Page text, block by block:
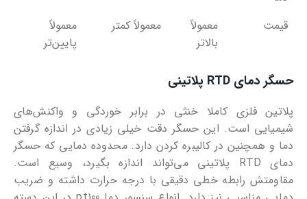
قیمت
معمولاً
بالاتر
معمولاً کمتر
معمولاً
پایین‌تر
حسگر دمای RTD پلاتینی
پلاتین فلزی کاملا خنثی در برابر خوردگی و واکنش‌های
شیمیایی است. این حسگر دقت خیلی زیادی در اندازه گرفتن
دما و همچنین در کالیبره کردن دارد. محدوده دمایی که حسگر
دمای RTD پلاتینی می‌تواند اندازه بگیرد، وسیع است.
مقاومتش رابطه خطی دقیقی با درجه حرارت داشته و ضریب